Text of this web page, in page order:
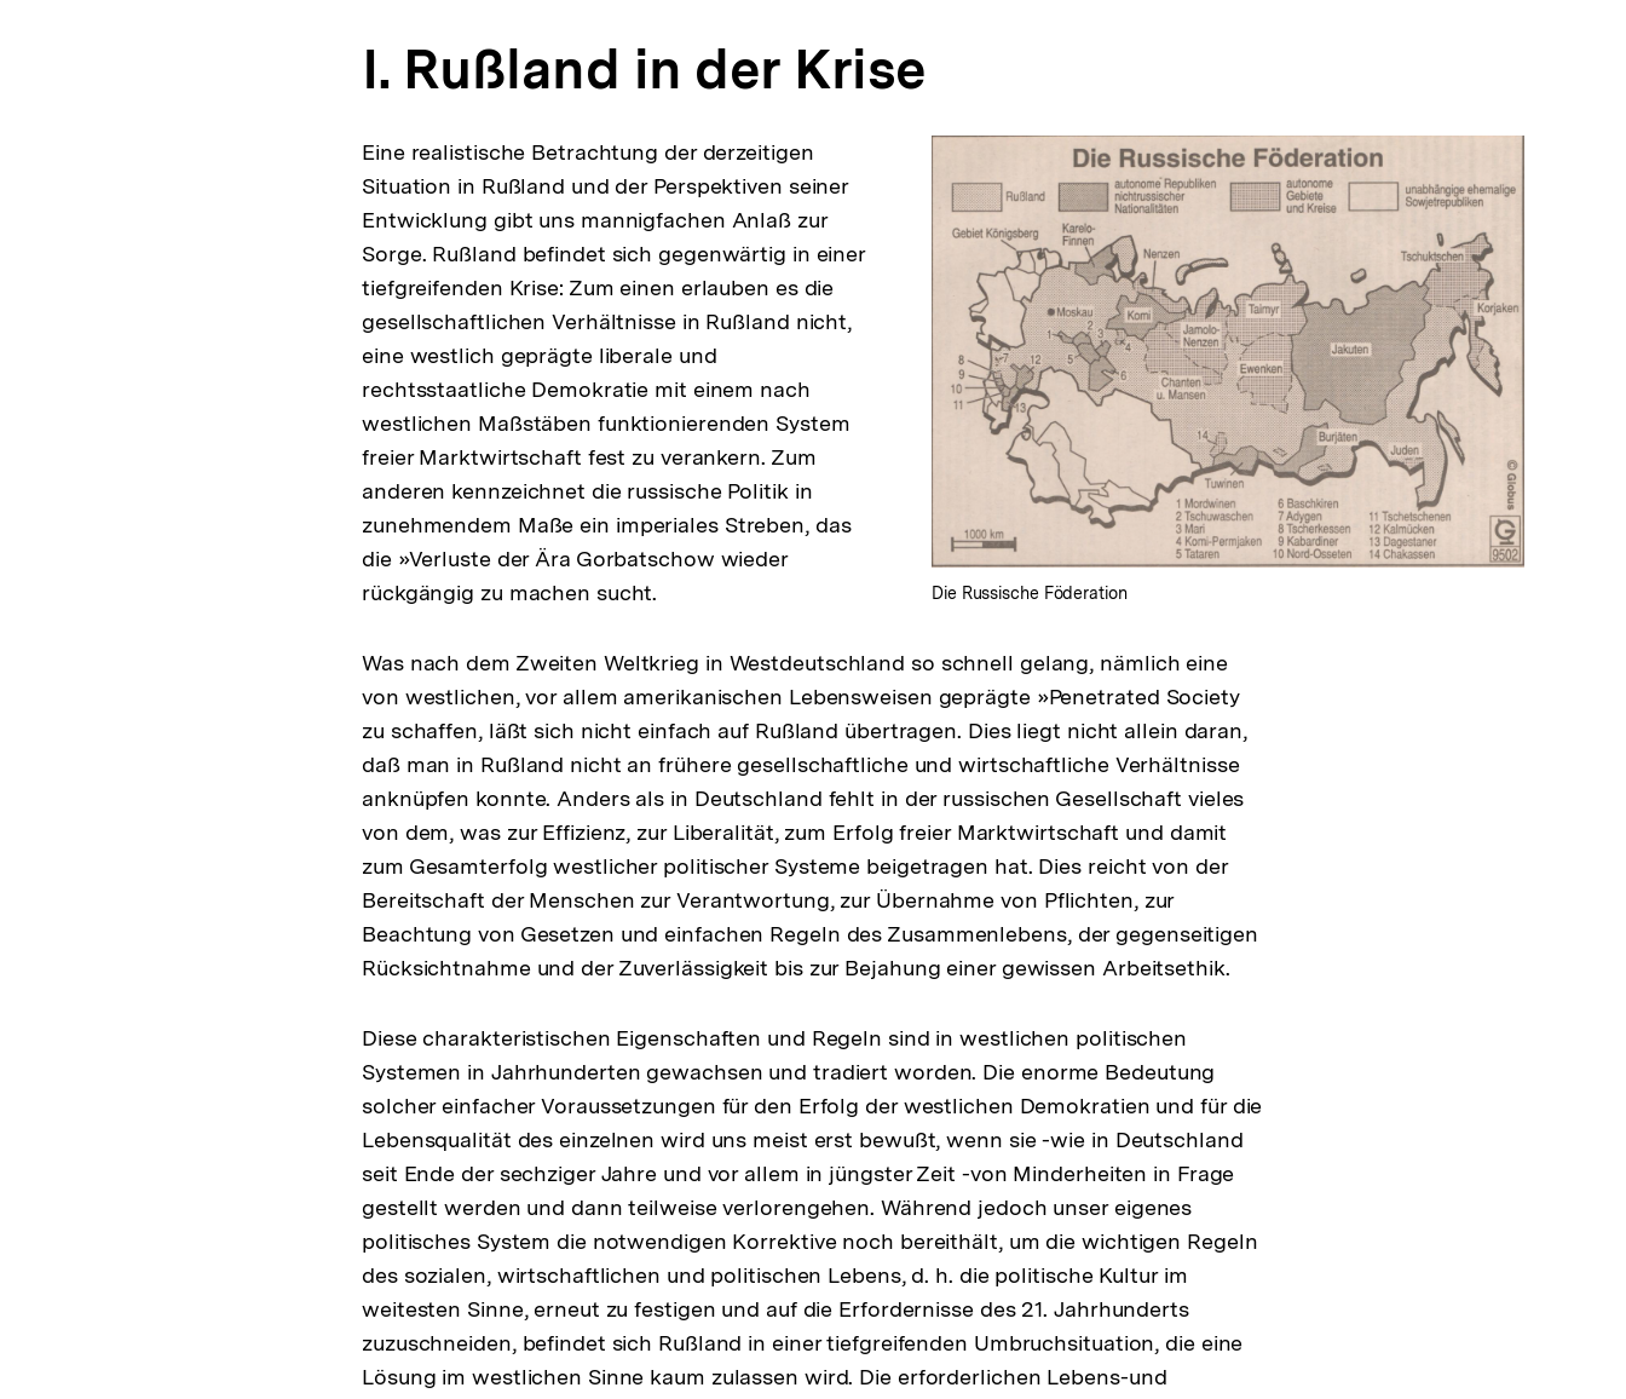
I. Rußland in der Krise
In
Lightbox
öffnen
Die Russische Föderation
Eine realistische Betrachtung der derzeitigen
Situation in Rußland und der Perspektiven seiner
Entwicklung gibt uns mannigfachen Anlaß zur
Sorge. Rußland befindet sich gegenwärtig in einer
tiefgreifenden Krise: Zum einen erlauben es die
gesellschaftlichen Verhältnisse in Rußland nicht,
eine westlich geprägte liberale und
rechtsstaatliche Demokratie mit einem nach
westlichen Maßstäben funktionierenden System
freier Marktwirtschaft fest zu verankern. Zum
anderen kennzeichnet die russische Politik in
zunehmendem Maße ein imperiales Streben, das
die »Verluste der Ära Gorbatschow wieder
rückgängig zu machen sucht.
Was nach dem Zweiten Weltkrieg in Westdeutschland so schnell gelang, nämlich eine
von westlichen, vor allem amerikanischen Lebensweisen geprägte »Penetrated Society
zu schaffen, läßt sich nicht einfach auf Rußland übertragen. Dies liegt nicht allein daran,
daß man in Rußland nicht an frühere gesellschaftliche und wirtschaftliche Verhältnisse
anknüpfen konnte. Anders als in Deutschland fehlt in der russischen Gesellschaft vieles
von dem, was zur Effizienz, zur Liberalität, zum Erfolg freier Marktwirtschaft und damit
zum Gesamterfolg westlicher politischer Systeme beigetragen hat. Dies reicht von der
Bereitschaft der Menschen zur Verantwortung, zur Übernahme von Pflichten, zur
Beachtung von Gesetzen und einfachen Regeln des Zusammenlebens, der gegenseitigen
Rücksichtnahme und der Zuverlässigkeit bis zur Bejahung einer gewissen Arbeitsethik.
Diese charakteristischen Eigenschaften und Regeln sind in westlichen politischen
Systemen in Jahrhunderten gewachsen und tradiert worden. Die enorme Bedeutung
solcher einfacher Voraussetzungen für den Erfolg der westlichen Demokratien und für die
Lebensqualität des einzelnen wird uns meist erst bewußt, wenn sie -wie in Deutschland
seit Ende der sechziger Jahre und vor allem in jüngster Zeit -von Minderheiten in Frage
gestellt werden und dann teilweise verlorengehen. Während jedoch unser eigenes
politisches System die notwendigen Korrektive noch bereithält, um die wichtigen Regeln
des sozialen, wirtschaftlichen und politischen Lebens, d. h. die politische Kultur im
weitesten Sinne, erneut zu festigen und auf die Erfordernisse des 21. Jahrhunderts
zuzuschneiden, befindet sich Rußland in einer tiefgreifenden Umbruchsituation, die eine
Lösung im westlichen Sinne kaum zulassen wird. Die erforderlichen Lebens-und